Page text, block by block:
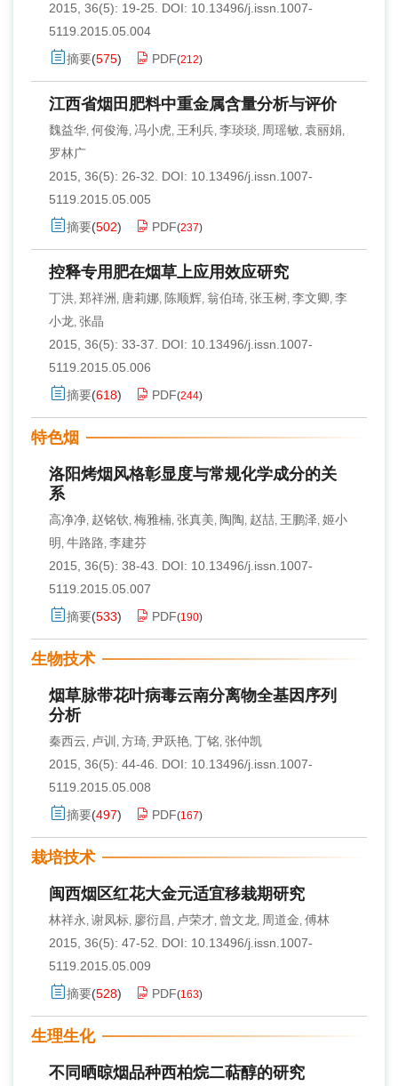
2015, 36(5): 19-25.
DOI: 10.13496/j.issn.1007-
5119.2015.05.004
摘要(575) PDF(212)
江西省烟田肥料中重金属含量分析与评价
魏益华, 何俊海, 冯小虎, 王利兵, 李琰琰, 周瑶敏, 袁丽娟,
罗林广
2015, 36(5): 26-32.
DOI: 10.13496/j.issn.1007-
5119.2015.05.005
摘要(502) PDF(237)
控释专用肥在烟草上应用效应研究
丁洪, 郑祥洲 , 唐莉娜, 陈顺辉, 翁伯琦, 张玉树, 李文卿, 李
小龙, 张晶
2015, 36(5): 33-37.
DOI: 10.13496/j.issn.1007-
5119.2015.05.006
摘要(618) PDF(244)
特色烟
洛阳烤烟风格彰显度与常规化学成分的关
系
高净净, 赵铭钦, 梅雅楠, 张真美, 陶陶, 赵喆, 王鹏泽, 姬小
明 , 牛路路, 李建芬
2015, 36(5): 38-43.
DOI: 10.13496/j.issn.1007-
5119.2015.05.007
摘要(533) PDF(190)
生物技术
烟草脉带花叶病毒云南分离物全基因序列
分析
秦西云, 卢训 , 方琦, 尹跃艳, 丁铭, 张仲凯
2015, 36(5): 44-46.
DOI: 10.13496/j.issn.1007-
5119.2015.05.008
摘要(497) PDF(167)
栽培技术
闽西烟区红花大金元适宜移栽期研究
林祥永 , 谢凤标, 廖衍昌 , 卢荣才, 曾文龙, 周道金, 傅林
2015, 36(5): 47-52.
DOI: 10.13496/j.issn.1007-
5119.2015.05.009
摘要(528) PDF(163)
生理生化
不同晒晾烟品种西柏烷二萜醇的研究